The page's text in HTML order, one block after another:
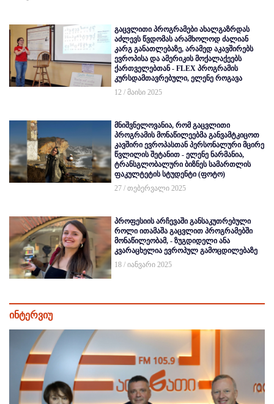
გაცვლითი პროგრამები ახალგაზრდას
აძლევს წვდომას არამხოლოდ ძალიან
კარგ განათლებაზე, არამედ აკავშირებს
ევროპისა და ამერიკის მოქალაქეებს
ქართველებთან - FLEX პროგრამის
კურსდამთავრებული, ელენე როგავა
12 / მაისი 2025
მნიშვნელოვანია, რომ გაცვლითი
პროგრამის მონაწილეებმა განვამტკიცოთ
კავშირი ევროპასთან პერსონალური მცირე
წვლილის შეტანით - ელენე ნარმანია,
ტრანსგლობალური ბიზნეს სამართლის
ფაკულტეტის სტუდენტი (ფოტო)
27 / თებერვალი 2025
პროფესიის არჩევაში განსაკუთრებული
როლი ითამაშა გაცვლით პროგრამებში
მონაწილეობამ, - ზუგდიდელი ანა
კვარაცხელია ევროპულ გამოცდილებაზე
18 / იანვარი 2025
ინტერვიუ